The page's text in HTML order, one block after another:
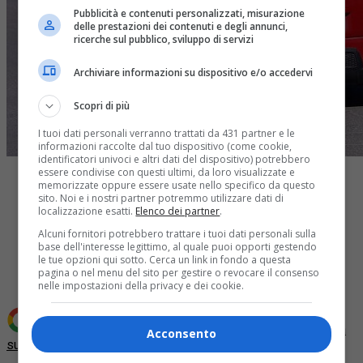
Share
Tweet
Aggiungi Quotidiano Piemontese come
Fonte preferita
su Google
Pubblicità e contenuti personalizzati, misurazione
delle prestazioni dei contenuti e degli annunci,
ricerche sul pubblico, sviluppo di servizi
Archiviare informazioni su dispositivo e/o accedervi
Scopri di più
I tuoi dati personali verranno trattati da 431 partner e le
informazioni raccolte dal tuo dispositivo (come cookie,
identificatori univoci e altri dati del dispositivo) potrebbero
essere condivise con questi ultimi, da loro visualizzate e
memorizzate oppure essere usate nello specifico da questo
sito. Noi e i nostri partner potremmo utilizzare dati di
localizzazione esatti. Elenco dei partner.
Alcuni fornitori potrebbero trattare i tuoi dati personali sulla
base dell'interesse legittimo, al quale puoi opporti gestendo
le tue opzioni qui sotto. Cerca un link in fondo a questa
pagina o nel menu del sito per gestire o revocare il consenso
nelle impostazioni della privacy e dei cookie.
Acconsento